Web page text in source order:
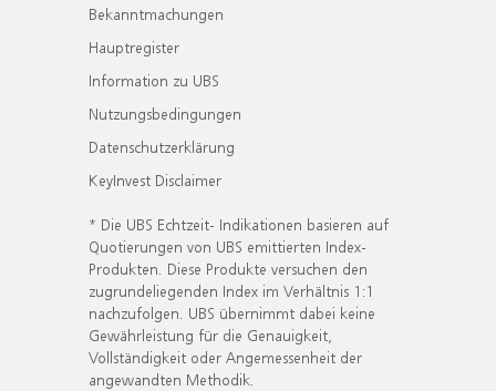
Bekanntmachungen
Hauptregister
Information zu UBS
Nutzungsbedingungen
Datenschutzerklärung
KeyInvest Disclaimer
* Die UBS Echtzeit- Indikationen basieren auf
Quotierungen von UBS emittierten Index-
Produkten. Diese Produkte versuchen den
zugrundeliegenden Index im Verhältnis 1:1
nachzufolgen. UBS übernimmt dabei keine
Gewährleistung für die Genauigkeit,
Vollständigkeit oder Angemessenheit der
angewandten Methodik.